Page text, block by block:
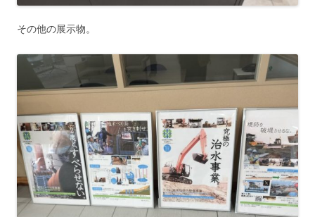
その他の展示物。